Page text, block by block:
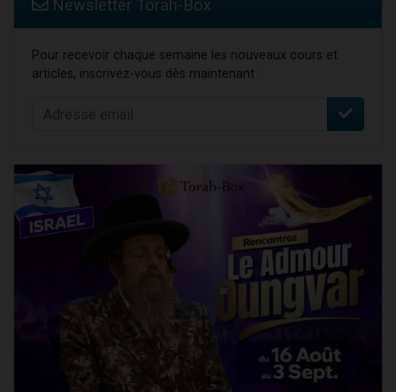
Newsletter Torah-Box
Pour recevoir chaque semaine les nouveaux cours et
articles, inscrivez-vous dès maintenant :